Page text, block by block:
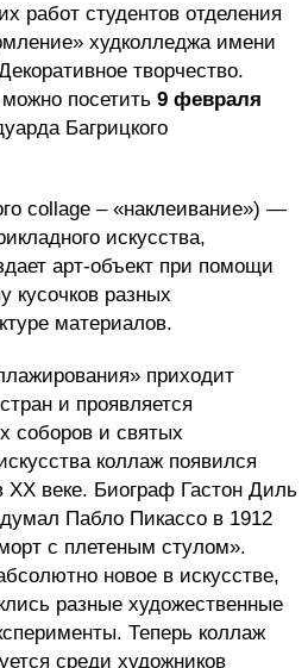
работ студентов отделения
худколледжа имени
творчество.
посетить 9 февраля
Багрицкого
collage – «наклеивание») —
искусства,
арт-объект при помощи
кусочков разных
материалов.
приходит
и проявляется
соборов и святых
коллаж появился
веке. Биограф Гастон Диль
Пабло Пикассо в 1912
с плетеным стулом».
новое в искусстве,
разные художественные
Теперь коллаж
среди художников